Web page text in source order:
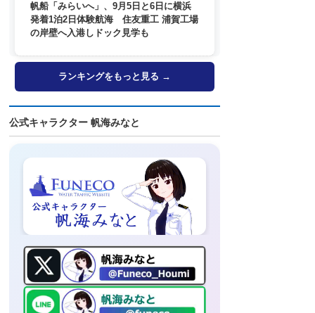
帆船「みらいへ」、9月5日と6日に横浜
発着1泊2日体験航海 住友重工 浦賀工場
の岸壁へ入港しドック見学も
ランキングをもっと見る →
公式キャラクター 帆海みなと